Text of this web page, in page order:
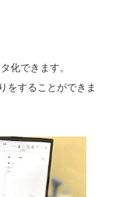
化できます。
をすることができま